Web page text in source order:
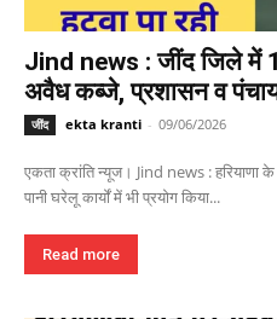
Jind news : जींद जिले में
अवैध कब्जे, प्रशासन व
जींद ekta kranti - 09/06/2026
एकता क्रांति न्यूज। Jind news : हरियाणा
पानी घरेलू कार्यों में भी प्रयोग किया...
Read more